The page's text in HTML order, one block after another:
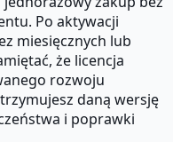
Po aktywacji
miesięcznych lub
że licencja
rozwoju
daną wersję
i poprawki